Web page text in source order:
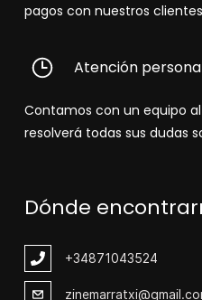
pagos con nuestros
Atención
Contamos con un equipo
resolverá todas sus dudas
Dónde
+34871043524